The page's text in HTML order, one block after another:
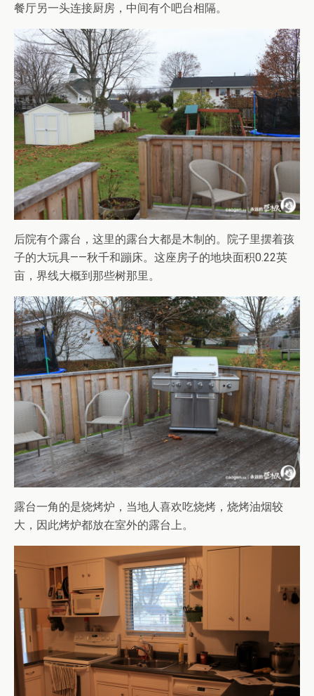
餐厅另一头连接厨房，中间有个吧台相隔。
后院有个露台，这里的露台大都是木制的。院子里摆着孩
子的大玩具——秋千和蹦床。这座房子的地块面积0.22英
亩，界线大概到那些树那里。
露台一角的是烧烤炉，当地人喜欢吃烧烤，烧烤油烟较
大，因此烤炉都放在室外的露台上。